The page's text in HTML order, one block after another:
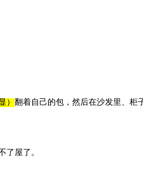
） 翻着自己的包，然后在沙发里、柜
了屋了。